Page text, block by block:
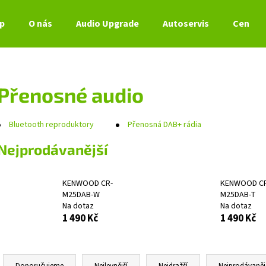
O nás Audio Upgrade Autoservis Ceník
audio
Bluetooth reproduktory Přenosná DAB+ rádia
KENWOOD CR-
M25DAB-W
Na dotaz
1 490 Kč
KENWOOD
M25DAB-T
Na dotaz
1 490 Kč
Ř
Doporučujeme